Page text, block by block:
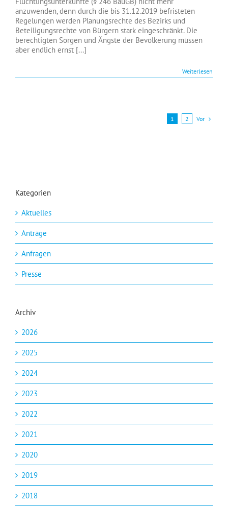
anzuwenden, denn durch die bis 31.12.2019 befristeten
Regelungen werden Planungsrechte des Bezirks und
Beteiligungsrechte von Bürgern stark eingeschränkt. Die
berechtigten Sorgen und Ängste der Bevölkerung müssen
aber endlich ernst [...]
Weiterlesen
1 2 Vor
Kategorien
Aktuelles
Anträge
Anfragen
Presse
Archiv
2026
2025
2024
2023
2022
2021
2020
2019
2018